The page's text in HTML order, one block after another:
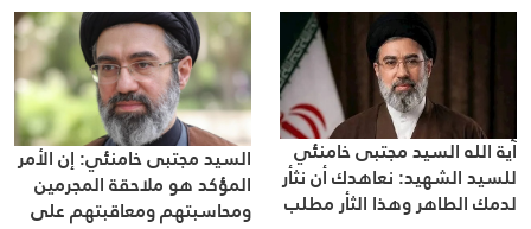
آية الله السيد مجتبى خامنئي
للسيد الشهيد: نعاهدك أن نثأر
لدمك الطاهر وهذا الثأر مطلب
السيد مجتبى خامنئي: إن الأمر
المؤكد هو ملاحقة المجرمين
ومحاسبتهم ومعاقبتهم على